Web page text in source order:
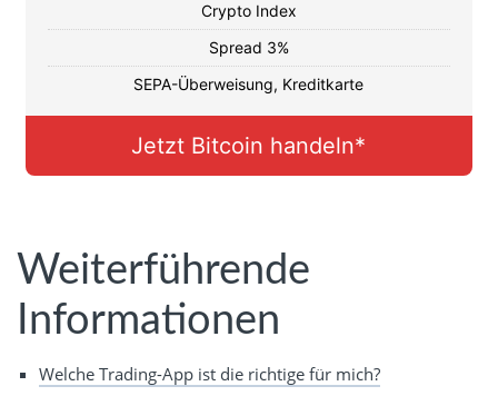
Crypto Index
Spread 3%
SEPA-Überweisung, Kreditkarte
Jetzt Bitcoin handeln*
Weiterführende
Informationen
Welche Trading-App ist die richtige für mich?